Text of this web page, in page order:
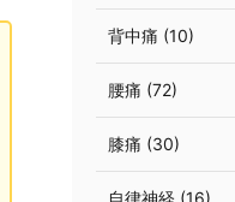
背中痛 (10)
腰痛 (72)
膝痛 (30)
自律神経 (16)